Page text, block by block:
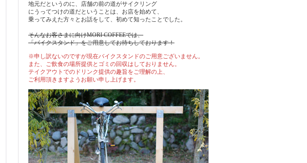
地元だというのに、店舗の前の道がサイクリング
にうってつけの道だということは、お店を始めて、
乗ってみえた方々とお話をして、初めて知ったことでした。
そんなお客さまに向けMORI COFFEEでは、
「バイクスタンド」をご用意してお待ちしております！
※申し訳ないのですが現在バイクスタンドのご用意ございません。
また、ご飲食の場所提供とゴミの回収はしておりません。
テイクアウトでのドリンク提供の趣旨をご理解の上、
ご利用頂きますようお願い申し上げます。